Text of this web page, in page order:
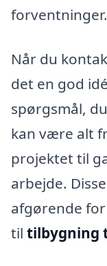
forventninger.
Når du
det en god
spørgsmål,
kan være alt
projektet til
arbejde.
afgørende
til tilbygning